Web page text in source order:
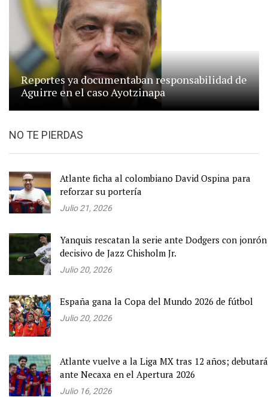
Reportes ya documentaban responsabilidad de
Aguirre en el caso Ayotzinapa
NO TE PIERDAS
Atlante ficha al colombiano David Ospina para
reforzar su portería
Julio 21, 2026
Yanquis rescatan la serie ante Dodgers con jonrón
decisivo de Jazz Chisholm Jr.
Julio 20, 2026
España gana la Copa del Mundo 2026 de fútbol
Julio 20, 2026
Atlante vuelve a la Liga MX tras 12 años; debutará
ante Necaxa en el Apertura 2026
Julio 16, 2026